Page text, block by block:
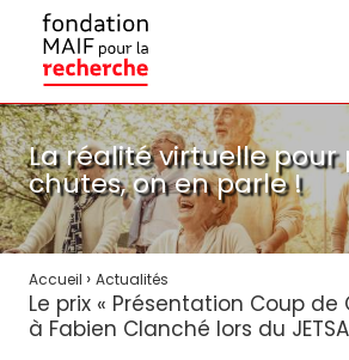
La réalité virtuelle pour
chutes, on en parle !
Accueil › Actualités
Le prix « Présentation Coup
à Fabien Clanché lors du